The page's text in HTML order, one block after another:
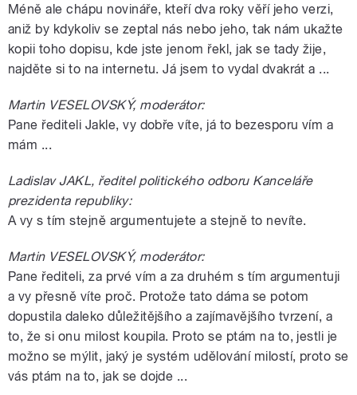
Méně ale chápu novináře, kteří dva roky věří jeho verzi,
aniž by kdykoliv se zeptal nás nebo jeho, tak nám ukažte
kopii toho dopisu, kde jste jenom řekl, jak se tady žije,
najděte si to na internetu. Já jsem to vydal dvakrát a ...
Martin VESELOVSKÝ, moderátor:
Pane řediteli Jakle, vy dobře víte, já to bezesporu vím a
mám ...
Ladislav JAKL, ředitel politického odboru Kanceláře
prezidenta republiky:
A vy s tím stejně argumentujete a stejně to nevíte.
Martin VESELOVSKÝ, moderátor:
Pane řediteli, za prvé vím a za druhém s tím argumentuji
a vy přesně víte proč. Protože tato dáma se potom
dopustila daleko důležitějšího a zajímavějšího tvrzení, a
to, že si onu milost koupila. Proto se ptám na to, jestli je
možno se mýlit, jaký je systém udělování milostí, proto se
vás ptám na to, jak se dojde ...